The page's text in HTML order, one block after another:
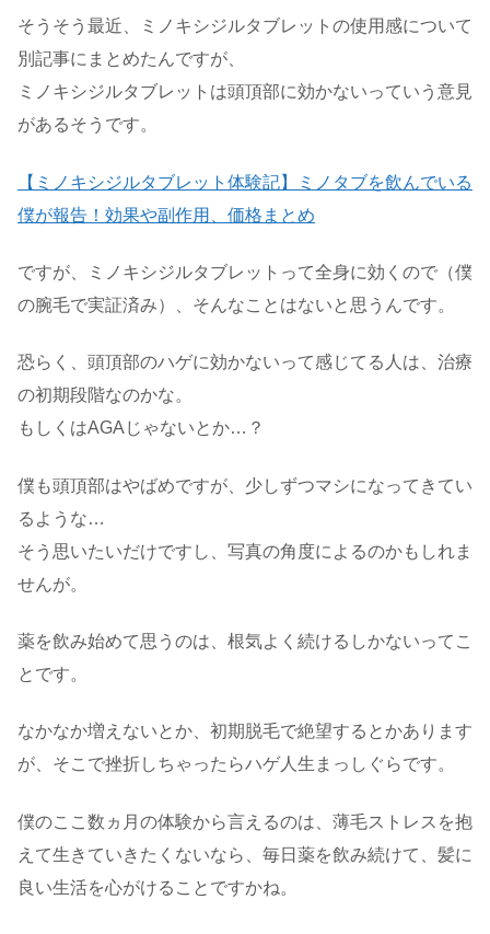
そうそう最近、ミノキシジルタブレットの使用感について
別記事にまとめたんですが、
ミノキシジルタブレットは頭頂部に効かないっていう意見
があるそうです。
【ミノキシジルタブレット体験記】ミノタブを飲んでいる
僕が報告！効果や副作用、価格まとめ
ですが、ミノキシジルタブレットって全身に効くので（僕
の腕毛で実証済み）、そんなことはないと思うんです。
恐らく、頭頂部のハゲに効かないって感じてる人は、治療
の初期段階なのかな。
もしくはAGAじゃないとか…？
僕も頭頂部はやばめですが、少しずつマシになってきてい
るような…
そう思いたいだけですし、写真の角度によるのかもしれま
せんが。
薬を飲み始めて思うのは、根気よく続けるしかないってこ
とです。
なかなか増えないとか、初期脱毛で絶望するとかあります
が、そこで挫折しちゃったらハゲ人生まっしぐらです。
僕のここ数ヵ月の体験から言えるのは、薄毛ストレスを抱
えて生きていきたくないなら、毎日薬を飲み続けて、髪に
良い生活を心がけることですかね。